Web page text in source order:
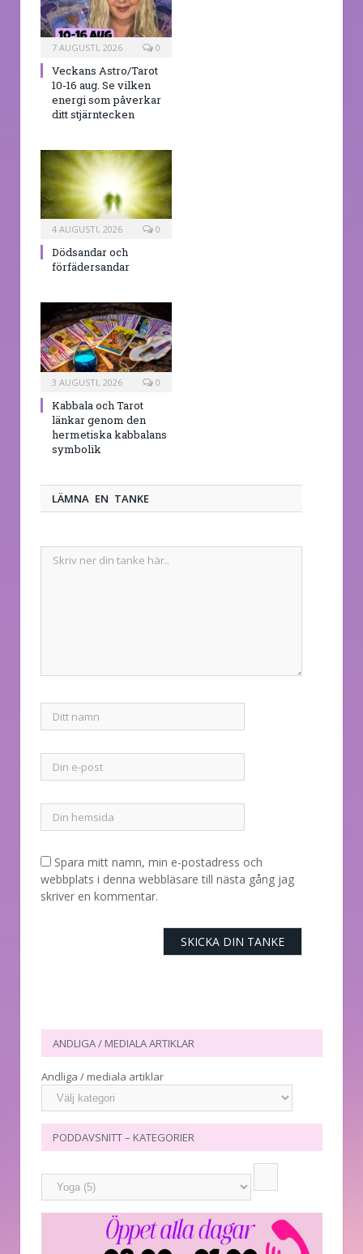
7 AUGUSTI, 2026 0
Veckans Astro/Tarot
10-16 aug. Se vilken
energi som påverkar
ditt stjärntecken
4 AUGUSTI, 2026 0
Dödsandar och
förfädersandar
3 AUGUSTI, 2026 0
Kabbala och Tarot
länkar genom den
hermetiska kabbalans
symbolik
LÄMNA EN TANKE
Spara mitt namn, min e-postadress och
webbplats i denna webbläsare till nästa gång jag
skriver en kommentar.
ANDLIGA / MEDIALA ARTIKLAR
Andliga / mediala artiklar
PODDAVSNITT – KATEGORIER